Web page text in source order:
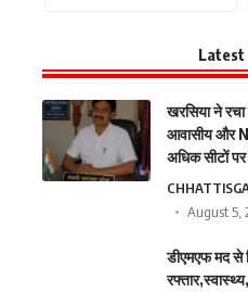
Latest
खरसिया ने रचा
आवासीय और
अधिक सीटों
August 5,
डीएमएफ मद से